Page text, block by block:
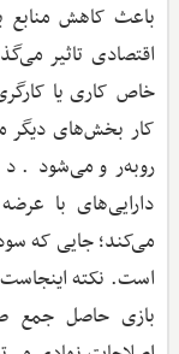
باعث کاهش منابع
اقتصادی تاثیر
خاص کاری یا
کار بخش‌های دیگر
روبه‌رو می‌شود.
دارایی‌های با
می‌کند؛ جایی که
است. نکته
بازی حاصل جمع